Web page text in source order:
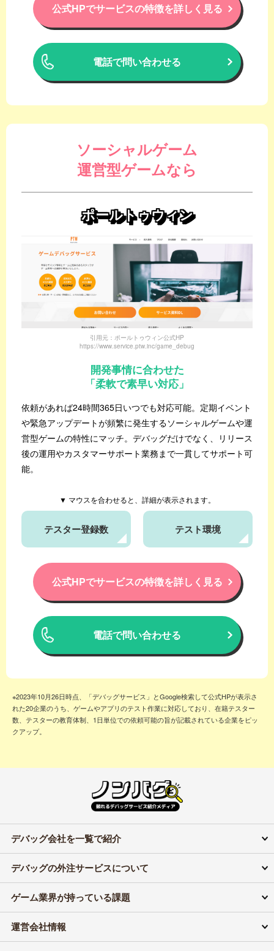
公式HPでサービスの特徴を詳しく見る
電話で問い合わせる
ソーシャルゲーム
運営型ゲームなら
ポールトゥウィン
引用元：ポールトゥウィン公式HP
https://www.service.ptw.inc/game_debug
開発事情に合わせた
「柔軟で素早い対応」
依頼があれば24時間365日いつでも対応可能。 定期イベント
や緊急アップデートが頻繁に発生するソーシャルゲームや運
営型ゲームの特性にマッチ。 デバッグだけでなく、リリース
後の運用やカスタマーサポート業務まで一貫してサポート可
能。
▼ マウスを合わせると、詳細が表示されます。
テスター登録数 テスト環境
公式HPでサービスの特徴を詳しく見る
電話で問い合わせる
※2023年10月26日時点、「デバッグサービス」とGoogle検索して公式HPが表示さ
れた20企業のうち、ゲームやアプリのテスト作業に対応しており、在籍テスター
数、テスターの教育体制、1日単位での依頼可能の旨が記載されている企業をピッ
クアップ。
デバッグ会社を一覧で紹介
デバッグの外注サービスについて
ゲーム業界が持っている課題
運営会社情報